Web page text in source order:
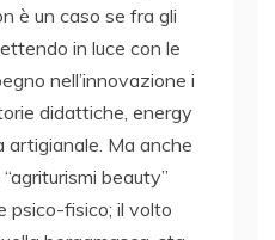
è un caso se fra gli
in luce con le
nell’innovazione i
didattiche, energy
artigianale. Ma anche
beauty”
psico-fisico; il volto